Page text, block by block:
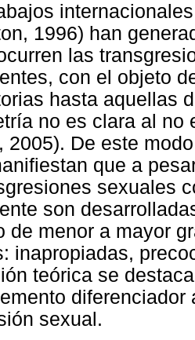
1996) han
las
con el objeto
hasta aquellas
no es clara al
2005). De este
que a
sexuales
son
de menor a mayor
inapropiadas,
teórica se
sexual.